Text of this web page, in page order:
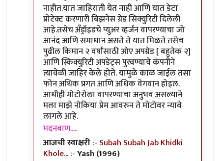
नाहीत.यात जाहिराती येत नाही आणि यात डेटा
प्रोटेक्ट करणारी बिझनेस ग्रेड सिक्युरिटी दिलेली
आहे.तसेच अँड्रॉइडचे प्युअर व्हर्जन वापरण्याचा जो
आनंद आणि समाधान असते ते यात मिळते तसेच
पुढील किमान २ वर्षांसाठी ओए अपग्रेड [ बहुतेक २]
आणि स्किक्युरिटी अपडेट्स पुरवण्याचे कंपनीने
त्यावेळी जाहिर केले होते. यामुळे काळ जाईल तसा
फोन अधिक प्रगत आणि अधिक वेगवान होइल.
आधीही मोटोरोला वापरण्याचा अनुभव असल्याने
मला माझे नोकिया प्रेम आवरुन ते मोटोवर न्यावे
लागले आहे.
मदनबाण.....
आजची स्वाक्षरी:- Subah Subah Jab Khidki
Khole...:-Yash (1996)